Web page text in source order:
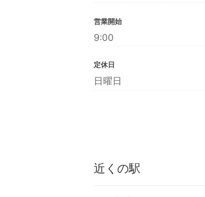
営業開始
9:00
定休日
日曜日
近くの駅